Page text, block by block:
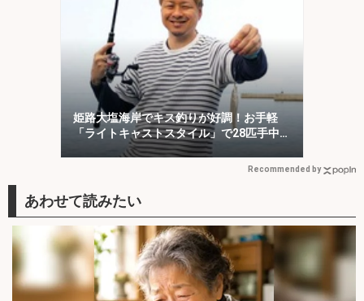
姫路大塩海岸でキス釣りが好調！お手軽
「ライトキャストスタイル」で28匹手中
Recommended by